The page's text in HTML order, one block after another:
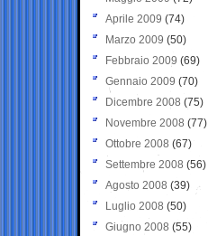
Aprile 2009 (74)
Marzo 2009 (50)
Febbraio 2009 (69)
Gennaio 2009 (70)
Dicembre 2008 (75)
Novembre 2008 (77)
Ottobre 2008 (67)
Settembre 2008 (56)
Agosto 2008 (39)
Luglio 2008 (50)
Giugno 2008 (55)